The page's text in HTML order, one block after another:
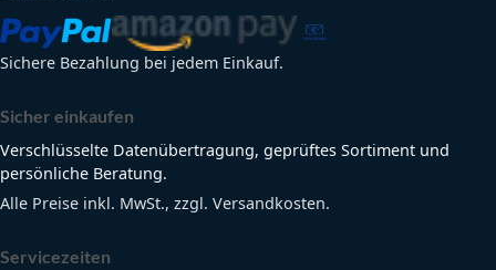
Sichere Bezahlung bei jedem Einkauf.
Sicher einkaufen
Verschlüsselte Datenübertragung, geprüftes Sortiment und
persönliche Beratung.
Alle Preise inkl. MwSt., zzgl. Versandkosten.
Servicezeiten